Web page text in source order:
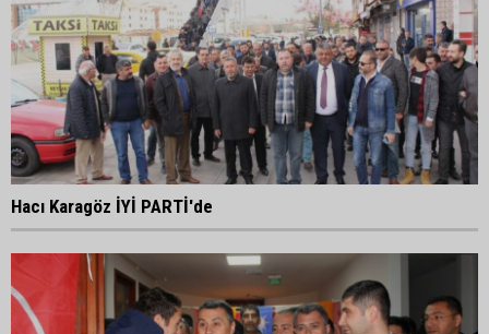
Hacı Karagöz İYİ PARTİ'de